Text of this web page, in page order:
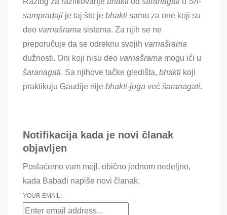
sampradaji je taj što je bhakti samo za one koji su
deo varnašrama sistema. Za njih se ne
preporučuje da se odreknu svojih varnašrama
dužnosti. Oni koji nisu deo varnašrama mogu ići u
šaranagati. Sa njihove tačke gledišta, bhakti koji
praktikuju Gaudije nije bhakti-joga već šaranagati.
Notifikacija kada je novi članak
objavljen
Poslaćemo vam mejl, obično jednom nedeljno,
kada Babađi napiše novi članak.
YOUR EMAIL: